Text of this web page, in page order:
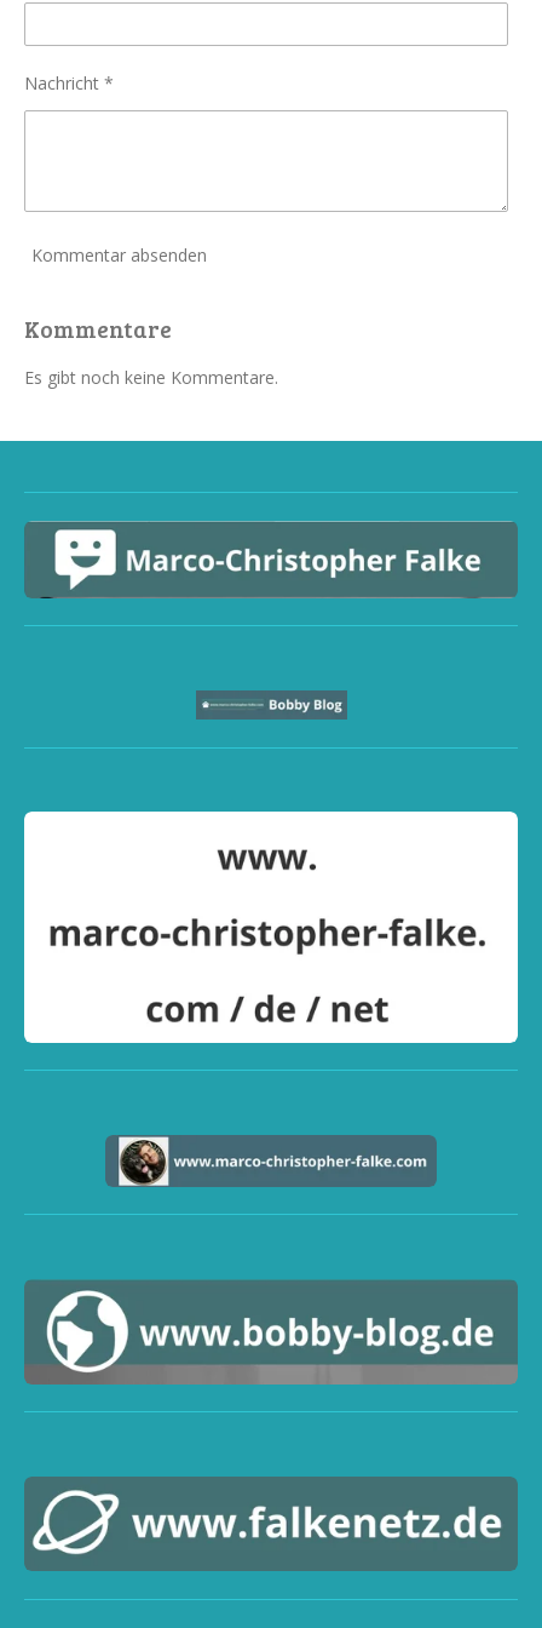
Nachricht *
Kommentar absenden
Kommentare
Es gibt noch keine Kommentare.